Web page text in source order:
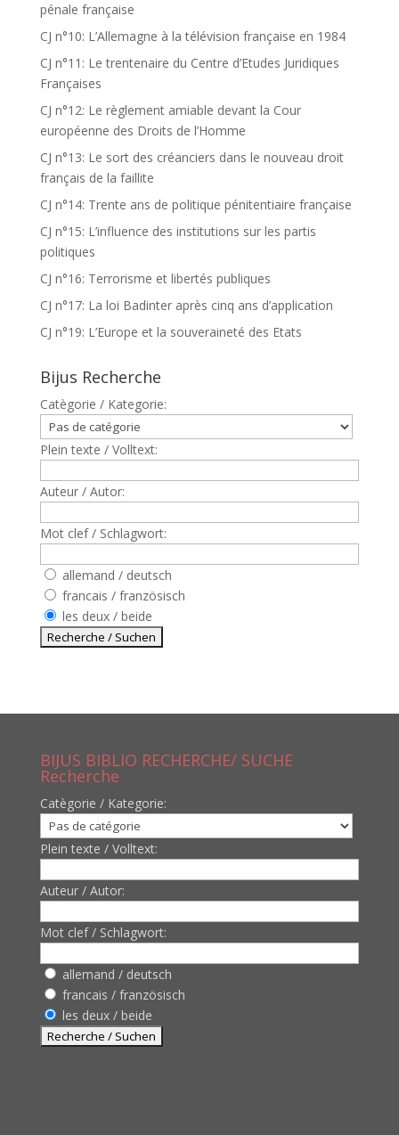
pénale française
CJ n°10: L’Allemagne à la télévision française en 1984
CJ n°11: Le trentenaire du Centre d’Etudes Juridiques
Françaises
CJ n°12: Le règlement amiable devant la Cour
européenne des Droits de l’Homme
CJ n°13: Le sort des créanciers dans le nouveau droit
français de la faillite
CJ n°14: Trente ans de politique pénitentiaire française
CJ n°15: L’influence des institutions sur les partis
politiques
CJ n°16: Terrorisme et libertés publiques
CJ n°17: La loi Badinter après cinq ans d’application
CJ n°19: L’Europe et la souveraineté des Etats
Bijus Recherche
Catègorie / Kategorie:
Plein texte / Volltext:
Auteur / Autor:
Mot clef / Schlagwort:
allemand / deutsch
francais / französisch
les deux / beide
BIJUS BIBLIO RECHERCHE/ SUCHE
Recherche
Catègorie / Kategorie:
Plein texte / Volltext:
Auteur / Autor:
Mot clef / Schlagwort:
allemand / deutsch
francais / französisch
les deux / beide